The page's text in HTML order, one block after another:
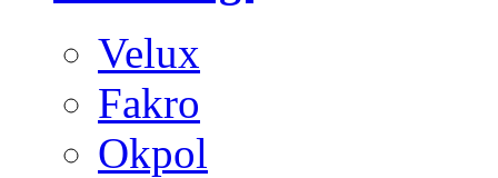
Velux
Fakro
Okpol